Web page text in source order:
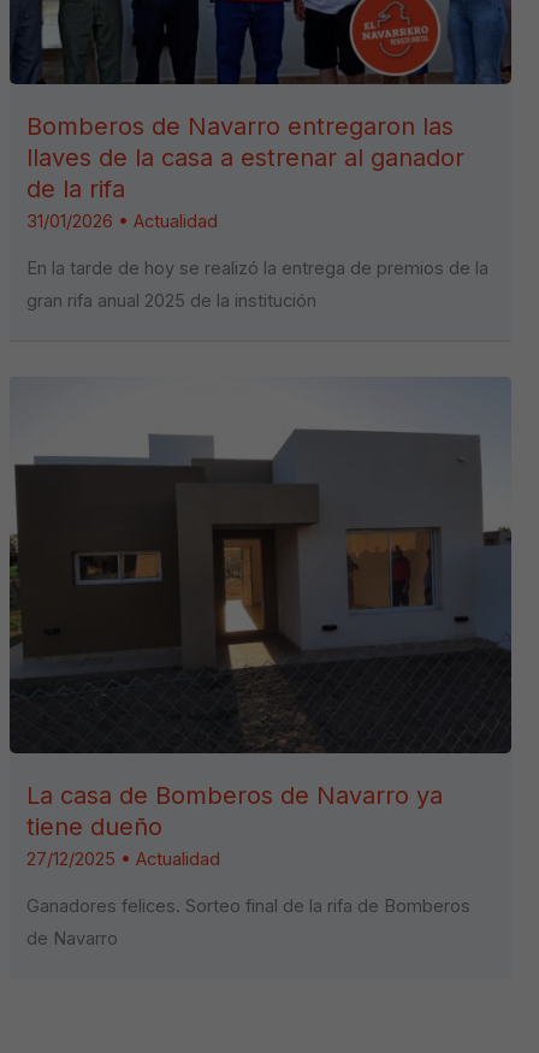
Bomberos de Navarro entregaron las
llaves de la casa a estrenar al ganador
de la rifa
31/01/2026 •Actualidad
En la tarde de hoy se realizó la entrega de premios de la
gran rifa anual 2025 de la institución
La casa de Bomberos de Navarro ya
tiene dueño
27/12/2025 •Actualidad
Ganadores felices. Sorteo final de la rifa de Bomberos
de Navarro